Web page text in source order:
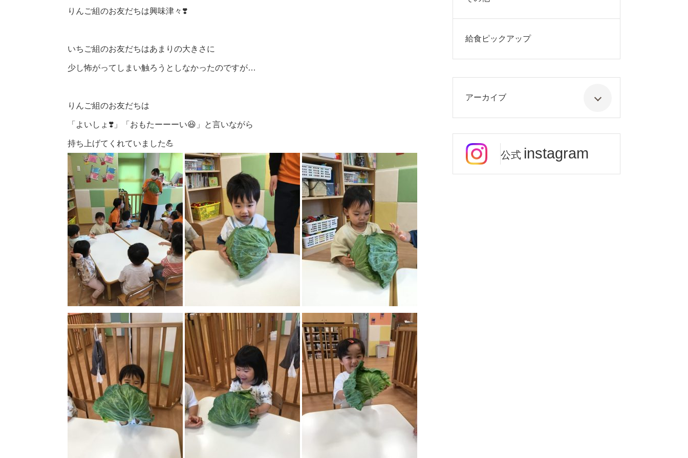
りんご組のお友だちは興味津々❣️
いちご組のお友だちはあまりの大きさに
少し怖がってしまい触ろうとしなかったのですが…
りんご組のお友だちは
「よいしょ❣️」「おもたーーーい😆」と言いながら
持ち上げてくれていました💪
給食ピックアップ
アーカイブ
公式 instagram